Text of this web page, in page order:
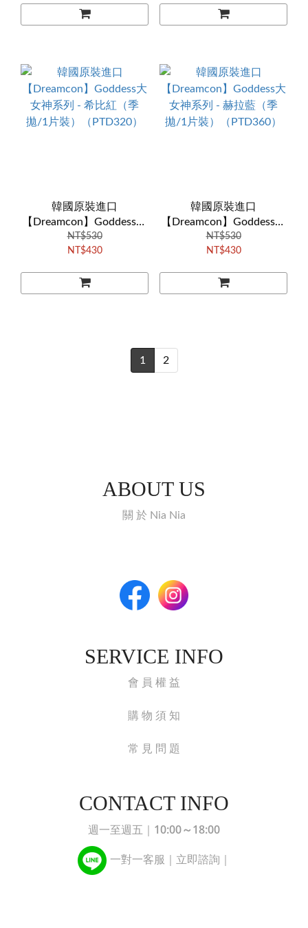
韓國原裝進口
【Dreamcon】Goddess大
女神系列 - 希比紅（季
拋/1片裝）（PTD320）
NT$530
NT$430
韓國原裝進口
【Dreamcon】Goddess大
女神系列 - 赫拉藍（季
拋/1片裝）（PTD360）
NT$530
NT$430
1 2
ABOUT US
關 於 Nia Nia
SERVICE INFO
會 員 權 益
購 物 須 知
常 見 問 題
CONTACT INFO
週一至週五｜ 10:00～18:00
一對一客服｜立即諮詢｜